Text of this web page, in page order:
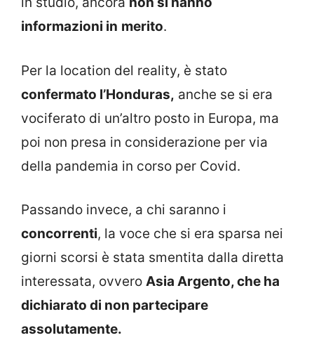
informazioni in merito.
Per la location del reality, è stato
confermato l’Honduras, anche se si era
vociferato di un’altro posto in Europa, ma
poi non presa in considerazione per via
della pandemia in corso per Covid.
Passando invece, a chi saranno i
concorrenti, la voce che si era sparsa nei
giorni scorsi è stata smentita dalla diretta
interessata, ovvero Asia Argento, che ha
dichiarato di non partecipare
assolutamente.